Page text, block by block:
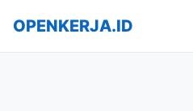
OPENKERJA.ID